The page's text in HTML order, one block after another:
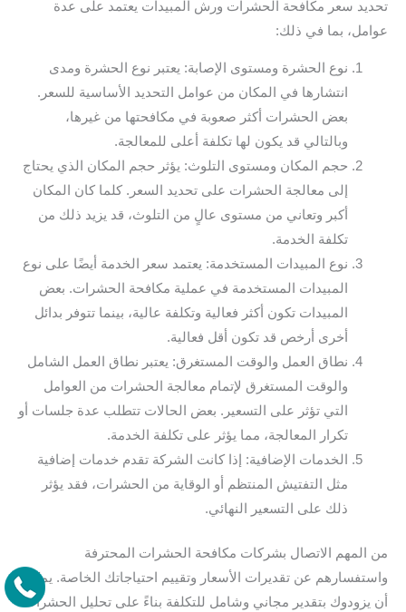
تحديد سعر مكافحة الحشرات ورش المبيدات يعتمد على عدة
عوامل، بما في ذلك:
نوع الحشرة ومستوى الإصابة: يعتبر نوع الحشرة ومدى
انتشارها في المكان من عوامل التحديد الأساسية للسعر.
بعض الحشرات أكثر صعوبة في مكافحتها من غيرها،
وبالتالي قد يكون لها تكلفة أعلى للمعالجة.
حجم المكان ومستوى التلوث: يؤثر حجم المكان الذي يحتاج
إلى معالجة الحشرات على تحديد السعر. كلما كان المكان
أكبر وتعاني من مستوى عالٍ من التلوث، قد يزيد ذلك من
تكلفة الخدمة.
نوع المبيدات المستخدمة: يعتمد سعر الخدمة أيضًا على نوع
المبيدات المستخدمة في عملية مكافحة الحشرات. بعض
المبيدات تكون أكثر فعالية وتكلفة عالية، بينما تتوفر بدائل
أخرى أرخص قد تكون أقل فعالية.
نطاق العمل والوقت المستغرق: يعتبر نطاق العمل الشامل
والوقت المستغرق لإتمام معالجة الحشرات من العوامل
التي تؤثر على التسعير. بعض الحالات تتطلب عدة جلسات أو
تكرار المعالجة، مما يؤثر على تكلفة الخدمة.
الخدمات الإضافية: إذا كانت الشركة تقدم خدمات إضافية
مثل التفتيش المنتظم أو الوقاية من الحشرات، فقد يؤثر
ذلك على التسعير النهائي.
من المهم الاتصال بشركات مكافحة الحشرات المحترفة
واستفسارهم عن تقديرات الأسعار وتقييم احتياجاتك الخاصة. يمكن
أن يزودوك بتقدير مجاني وشامل للتكلفة بناءً على تحليل الحشرات